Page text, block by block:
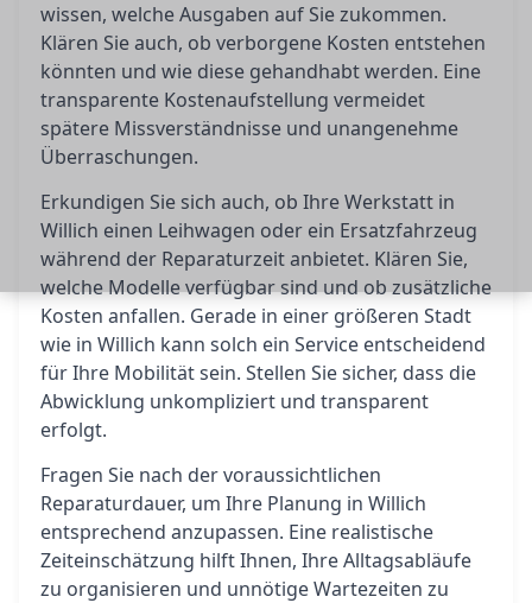
wissen, welche Ausgaben auf Sie zukommen.
Klären Sie auch, ob verborgene Kosten entstehen
könnten und wie diese gehandhabt werden. Eine
transparente Kostenaufstellung vermeidet
spätere Missverständnisse und unangenehme
Überraschungen.
Erkundigen Sie sich auch, ob Ihre Werkstatt in
Willich einen Leihwagen oder ein Ersatzfahrzeug
während der Reparaturzeit anbietet. Klären Sie,
welche Modelle verfügbar sind und ob zusätzliche
Kosten anfallen. Gerade in einer größeren Stadt
wie in Willich kann solch ein Service entscheidend
für Ihre Mobilität sein. Stellen Sie sicher, dass die
Abwicklung unkompliziert und transparent
erfolgt.
Fragen Sie nach der voraussichtlichen
Reparaturdauer, um Ihre Planung in Willich
entsprechend anzupassen. Eine realistische
Zeiteinschätzung hilft Ihnen, Ihre Alltagsabläufe
zu organisieren und unnötige Wartezeiten zu